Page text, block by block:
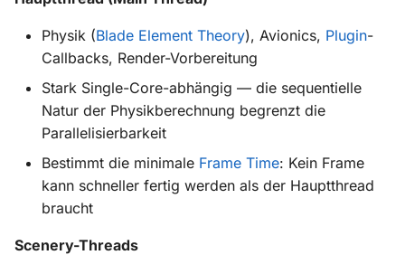
RAM als Zwischenstufe
Wann RAM zum Engpass
wird
Weiterführende Kapitel
Physik (Blade Element Theory), Avionics, Plugin-
Callbacks, Render-Vorbereitung
Stark Single-Core-abhängig — die sequentielle
Natur der Physikberechnung begrenzt die
Parallelisierbarkeit
Bestimmt die minimale Frame Time: Kein Frame
kann schneller fertig werden als der Hauptthread
braucht
Scenery-Threads